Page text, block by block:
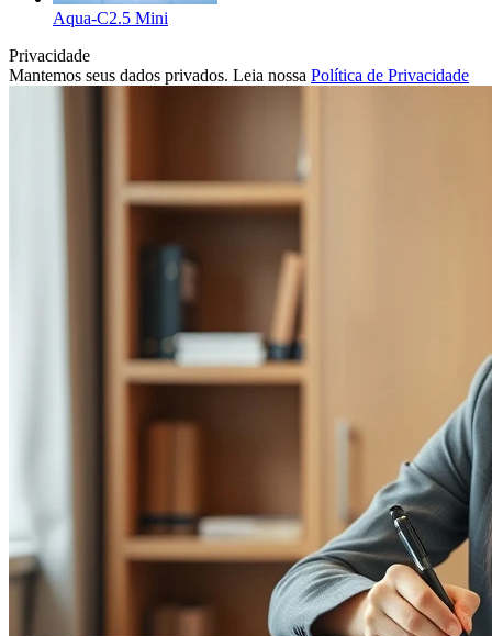
Aqua-C2.5 Mini
Privacidade
Mantemos seus dados privados. Leia nossa Política de Privacidade